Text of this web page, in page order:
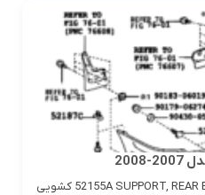
52155A SUPPORT, REAR BUMPER SIDE, RH 52155-48011 کشویی